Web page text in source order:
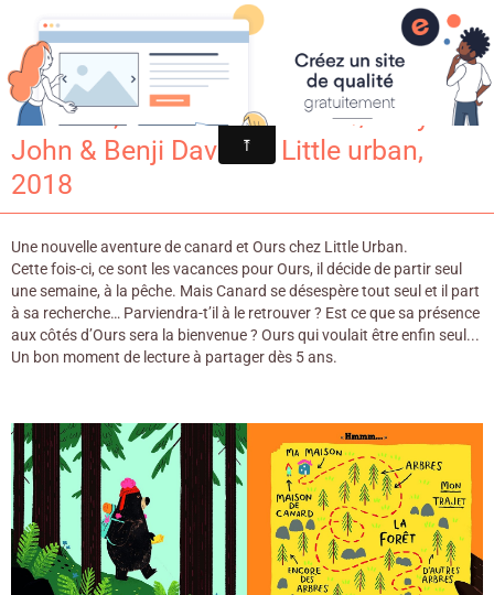
Croqu'livre
Dis Ours, tu rentres bientôt ? / Jory
John & Benji Davies. - Little urban,
2018
Une nouvelle aventure de canard et Ours chez Little Urban.
Cette fois-ci, ce sont les vacances pour Ours, il décide de partir seul
une semaine, à la pêche. Mais Canard se désespère tout seul et il part
à sa recherche… Parviendra-t’il à le retrouver ? Est ce que sa présence
aux côtés d’Ours sera la bienvenue ? Ours qui voulait être enfin seul...
Un bon moment de lecture à partager dès 5 ans.